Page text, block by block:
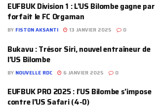
EUFBUK Division 1 : L’US Bilombe gagne par
forfait le FC Orgaman
BY FISTON AKSANTI 13 JANVIER 2025 0
Bukavu : Trésor Siri, nouvel entraîneur de
l’US Bilombe
BY NOUVELLE RDC 6 JANVIER 2025 0
EUFBUK PRO 2025 : l’US Bilombe s’impose
contre l’US Safari (4-0)